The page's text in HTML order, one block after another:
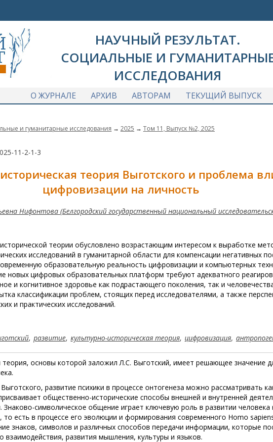
НАУЧНЫЙ РЕЗУЛЬТАТ.
СОЦИАЛЬНЫЕ И
ИССЛЕДОВАНИЯ
О ЖУРНАЛЕ
АРХИВ АВТОРАМ ТЕКУЩИЙ ВЫПУСК
и гуманитарные исследования → 2025 → Том 11, Выпуск №2, 2025
11-2-1-3
теория Выготского и проблема
цифровизации на личность
Нифонтова (Белгородский государственный национальный
теории обусловлено возрастающим интересом к выработке
исследований в гуманитарной области для компенсации негативных
образовательную реальность цифровизации и компьютерных
новых цифровых образовательных платформ требуют адекватного
и когнитивное здоровье как подрастающего поколения, так и
классификации проблем, стоящих перед исследователями, а также
и практических исследований.
, развитие, культурно-историческая теория, цифровизация,
теория, основы которой заложил Л.С. Выготский, имеет решающее значение
развитие психики в процессе онтогенеза можно рассматривать
общественно-исторические способы внешней и внутренней
Знаково-символическое общение играет ключевую роль в развитии человека
то есть в процессе его эволюции и формирования современного Homo
знаков, символов и различных способов передачи информации, которые
взаимодействия, развития мышления, культуры и языков.